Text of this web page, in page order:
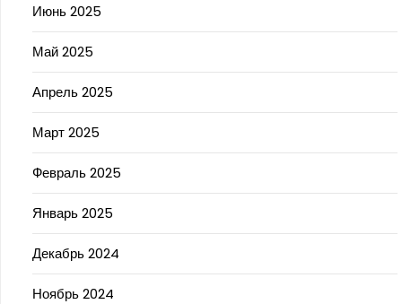
Июнь 2025
Май 2025
Апрель 2025
Март 2025
Февраль 2025
Январь 2025
Декабрь 2024
Ноябрь 2024